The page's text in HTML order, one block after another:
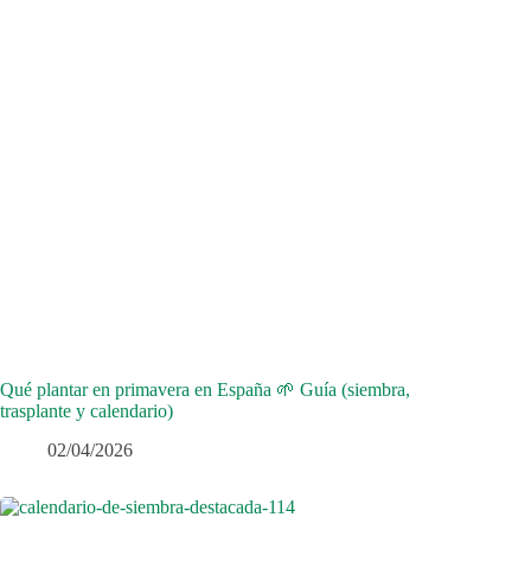
Qué plantar en primavera en España 🌱 Guía (siembra,
trasplante y calendario)
02/04/2026